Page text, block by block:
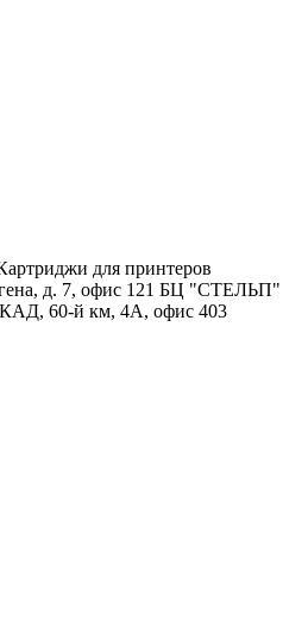
для принтеров
д. 7, офис 121 БЦ "СТЕЛЬП"
60-й км, 4А, офис 403